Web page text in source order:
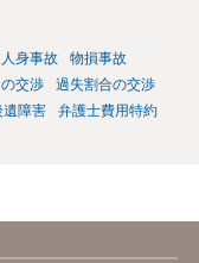
人身事故
物損事故
交渉
過失割合の交渉
遺障害
弁護士費用特約